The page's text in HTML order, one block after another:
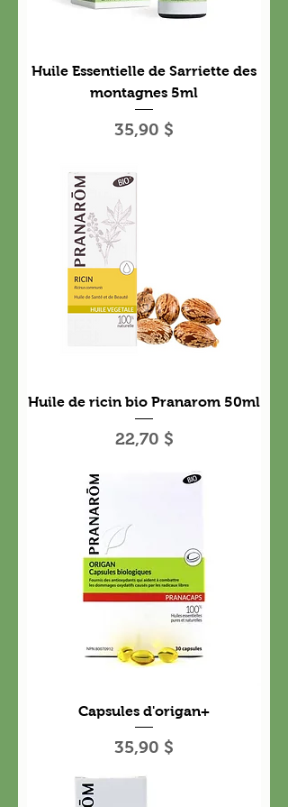
Huile Essentielle de Sarriette des
montagnes 5ml
Prix
35,90 $
Huile de ricin bio Pranarom 50ml
Prix
22,70 $
Capsules d'origan+
Prix
35,90 $